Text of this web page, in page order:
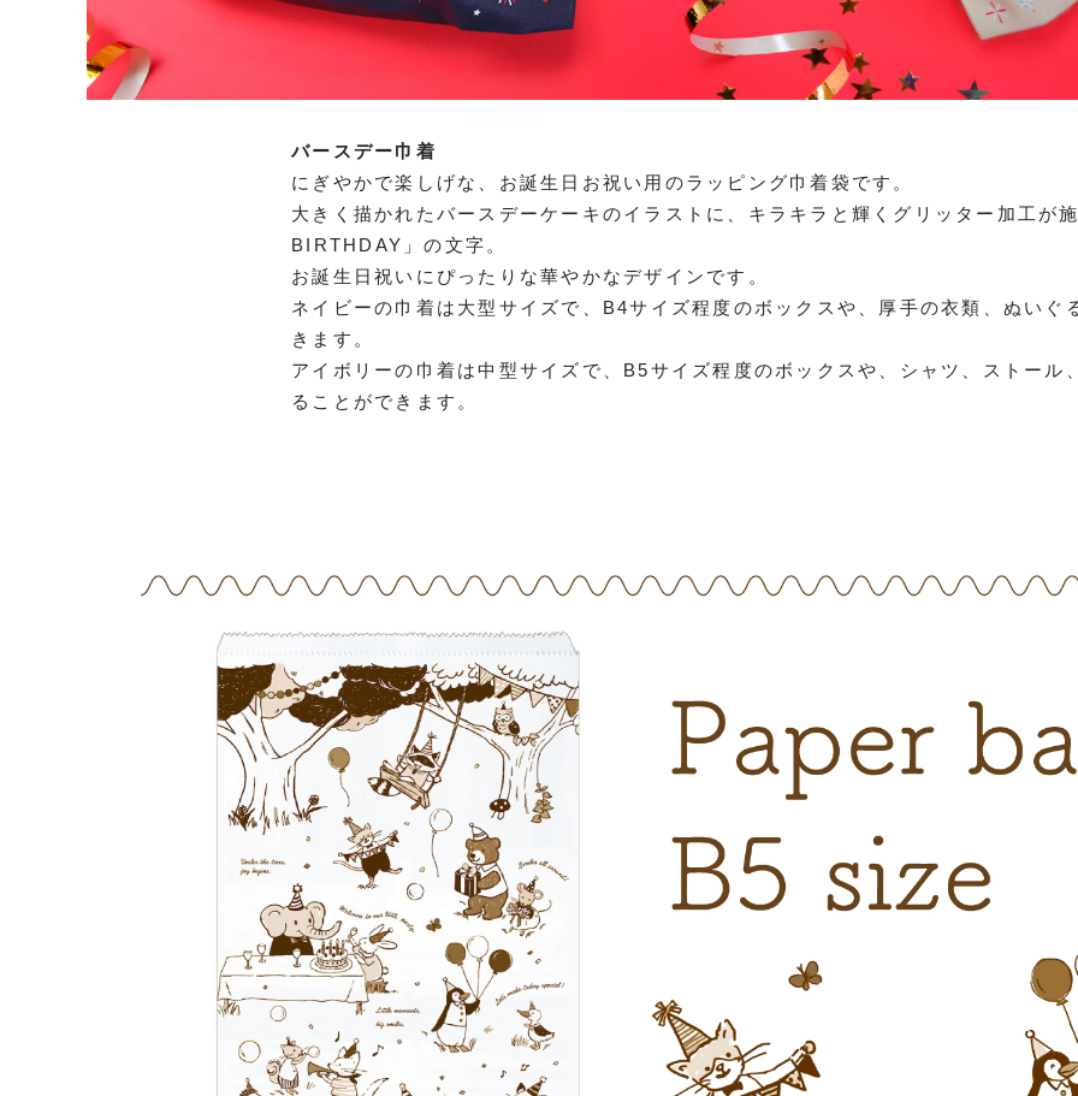
バースデー巾着
にぎやかで楽しげな、お誕生日お祝い用のラッピング巾着袋です。
大きく描かれたバースデーケーキのイラストに、キラキラと輝くグリッター加工が
BIRTHDAY」の文字。
お誕生日祝いにぴったりな華やかなデザインです。
ネイビーの巾着は大型サイズで、B4サイズ程度のボックスや、厚手の衣類、ぬいぐ
きます。
アイボリーの巾着は中型サイズで、B5サイズ程度のボックスや、シャツ、ストール
ることができます。